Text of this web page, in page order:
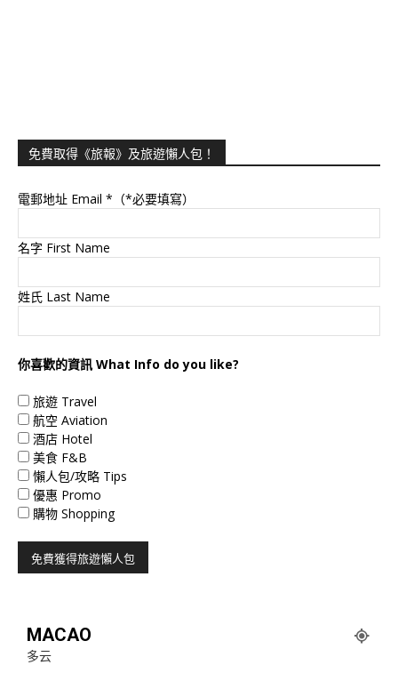
免費取得《旅報》及旅遊懶人包！
電郵地址 Email *（*必要填寫）
名字 First Name
姓氏 Last Name
你喜歡的資訊 What Info do you like?
旅遊 Travel
航空 Aviation
酒店 Hotel
美食 F&B
懶人包/攻略 Tips
優惠 Promo
購物 Shopping
MACAO
多云